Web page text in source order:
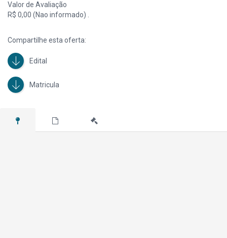
Valor de Avaliação
R$ 0,00 (Nao informado) .
Compartilhe esta oferta:
Edital
Matricula